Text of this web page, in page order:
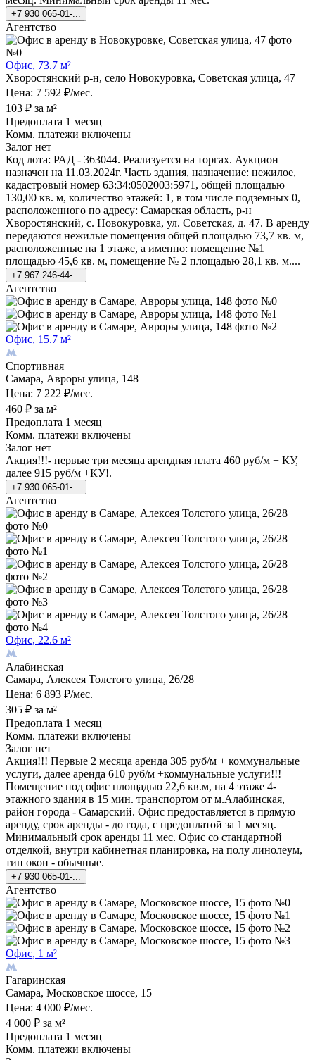
+7 930 065-01-...
Агентство
Офис, 73.7 м²
Хворостянский р-н, село Новокуровка, Советская улица, 47
Цена: 7 592 ₽/мес.
103 ₽ за м²
Предоплата 1 месяц
Комм. платежи включены
Залог нет
Код лота: РАД - 363044. Реализуется на торгах. Аукцион
назначен на 11.03.2024г. Часть здания, назначение: нежилое,
кадастровый номер 63:34:0502003:5971, общей площадью
130,00 кв. м, количество этажей: 1, в том числе подземных 0,
расположенного по адресу: Самарская область, р-н
Хворостянский, с. Новокуровка, ул. Советская, д. 47. В аренду
передаются нежилые помещения общей площадью 73,7 кв. м,
расположенные на 1 этаже, а именно: помещение №1
площадью 45,6 кв. м, помещение № 2 площадью 28,1 кв. м....
+7 967 246-44-...
Агентство
Офис, 15.7 м²
Спортивная
Самара, Авроры улица, 148
Цена: 7 222 ₽/мес.
460 ₽ за м²
Предоплата 1 месяц
Комм. платежи включены
Залог нет
Акция!!!- первые три месяца арендная плата 460 руб/м + КУ,
далее 915 руб/м +КУ!.
+7 930 065-01-...
Агентство
Офис, 22.6 м²
Алабинская
Самара, Алексея Толстого улица, 26/28
Цена: 6 893 ₽/мес.
305 ₽ за м²
Предоплата 1 месяц
Комм. платежи включены
Залог нет
Акция!!! Первые 2 месяца аренда 305 руб/м + коммунальные
услуги, далее аренда 610 руб/м +коммунальные услуги!!!
Помещение под офис площадью 22,6 кв.м, на 4 этаже 4-
этажного здания в 15 мин. транспортом от м.Алабинская,
район города - Самарский. Офис предоставляется в прямую
аренду, срок аренды - до года, с предоплатой за 1 месяц.
Минимальный срок аренды 11 мес. Офис со стандартной
отделкой, внутри кабинетная планировка, на полу линолеум,
тип окон - обычные.
+7 930 065-01-...
Агентство
Офис, 1 м²
Гагаринская
Самара, Московское шоссе, 15
Цена: 4 000 ₽/мес.
4 000 ₽ за м²
Предоплата 1 месяц
Комм. платежи включены